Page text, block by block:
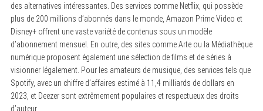
des alternatives intéressantes. Des services comme Netflix, qui possède
plus de 200 millions d’abonnés dans le monde, Amazon Prime Video et
Disney+ offrent une vaste variété de contenus sous un modèle
d’abonnement mensuel. En outre, des sites comme Arte ou la Médiathèque
numérique proposent également une sélection de films et de séries à
visionner légalement. Pour les amateurs de musique, des services tels que
Spotify, avec un chiffre d’affaires estimé à 11,4 milliards de dollars en
2023, et Deezer sont extrêmement populaires et respectueux des droits
d’auteur.